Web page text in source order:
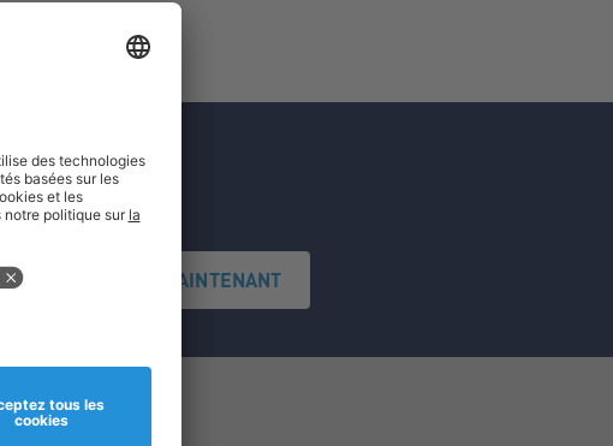
S'INSCRIRE MAINTENANT
Service